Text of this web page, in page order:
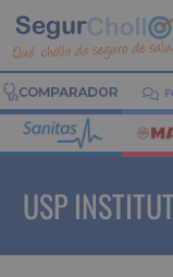
USP